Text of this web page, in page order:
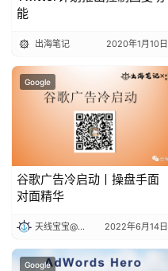
能
出海笔记 2020年1月10日
Google
谷歌广告冷启动丨操盘手面
对面精华
天线宝宝@出海笔记 2022年6月14日
Google